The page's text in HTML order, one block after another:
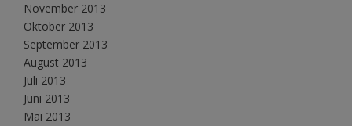
November 2013
Oktober 2013
September 2013
August 2013
Juli 2013
Juni 2013
Mai 2013